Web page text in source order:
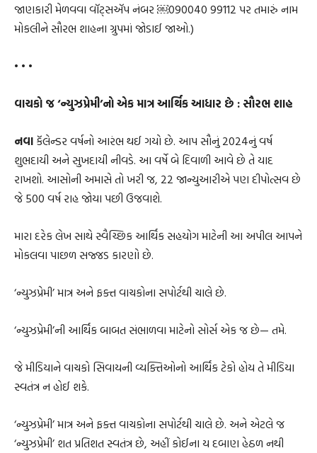
જાણકારી મેળવવા વૉટ્સઍપ નંબર ￼⁨090040 99112⁩ પર તમારું નામ
મોકલીને સૌરભ શાહના ગ્રુપમાં જોડાઈ જાઓ.)
• • •
વાચકો જ ‘ન્યુઝપ્રેમી’નો એક માત્ર આર્થિક આધાર છે : સૌરભ શાહ
નવા કૅલેન્ડર વર્ષનો આરંભ થઈ ગયો છે. આપ સૌનું 2024નું વર્ષ
શુભદાયી અને સુખદાયી નીવડે. આ વર્ષે બે દિવાળી આવે છે તે યાદ
રાખશો. આસોની અમાસે તો ખરી જ, 22 જાન્યુઆરીએ પણ દીપોત્સવ છે
જે 500 વર્ષ રાહ જોયા પછી ઉજવાશે.
મારા દરેક લેખ સાથે સ્વૈચ્છિક આર્થિક સહયોગ માટેની આ અપીલ આપને
મોકલવા પાછળ સજ્જડ કારણો છે.
‘ન્યુઝપ્રેમી’ માત્ર અને ફક્ત વાચકોના સપોર્ટથી ચાલે છે.
‘ન્યુઝપ્રેમી’ની આર્થિક બાબત સંભાળવા માટેનો સોર્સ એક જ છે— તમે.
જે મીડિયાને વાચકો સિવાયની વ્યક્તિઓનો આર્થિક ટેકો હોય તે મીડિયા
સ્વતંત્ર ન હોઈ શકે.
‘ન્યુઝપ્રેમી’ માત્ર અને ફક્ત વાચકોના સપોર્ટથી ચાલે છે. અને એટલે જ
‘ન્યુઝપ્રેમી’ શત પ્રતિશત સ્વતંત્ર છે, અહીં કોઈના ય દબાણ હેઠળ નથી